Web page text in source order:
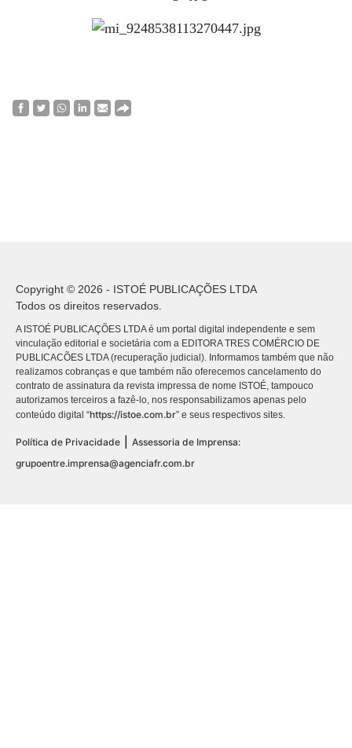
Copyright © 2026 - ISTOÉ PUBLICAÇÕES LTDA
Todos os direitos reservados.
A ISTOÉ PUBLICAÇÕES LTDA é um portal digital independente e sem
vinculação editorial e societária com a EDITORA TRES COMÉRCIO DE
PUBLICACÕES LTDA (recuperação judicial). Informamos também que não
realizamos cobranças e que também não oferecemos cancelamento do
contrato de assinatura da revista impressa de nome ISTOÉ, tampouco
autorizamos terceiros a fazê-lo, nos responsabilizamos apenas pelo
conteúdo digital “https://istoe.com.br” e seus respectivos sites.
Política de Privacidade | Assessoria de Imprensa:
grupoentre.imprensa@agenciafr.com.br